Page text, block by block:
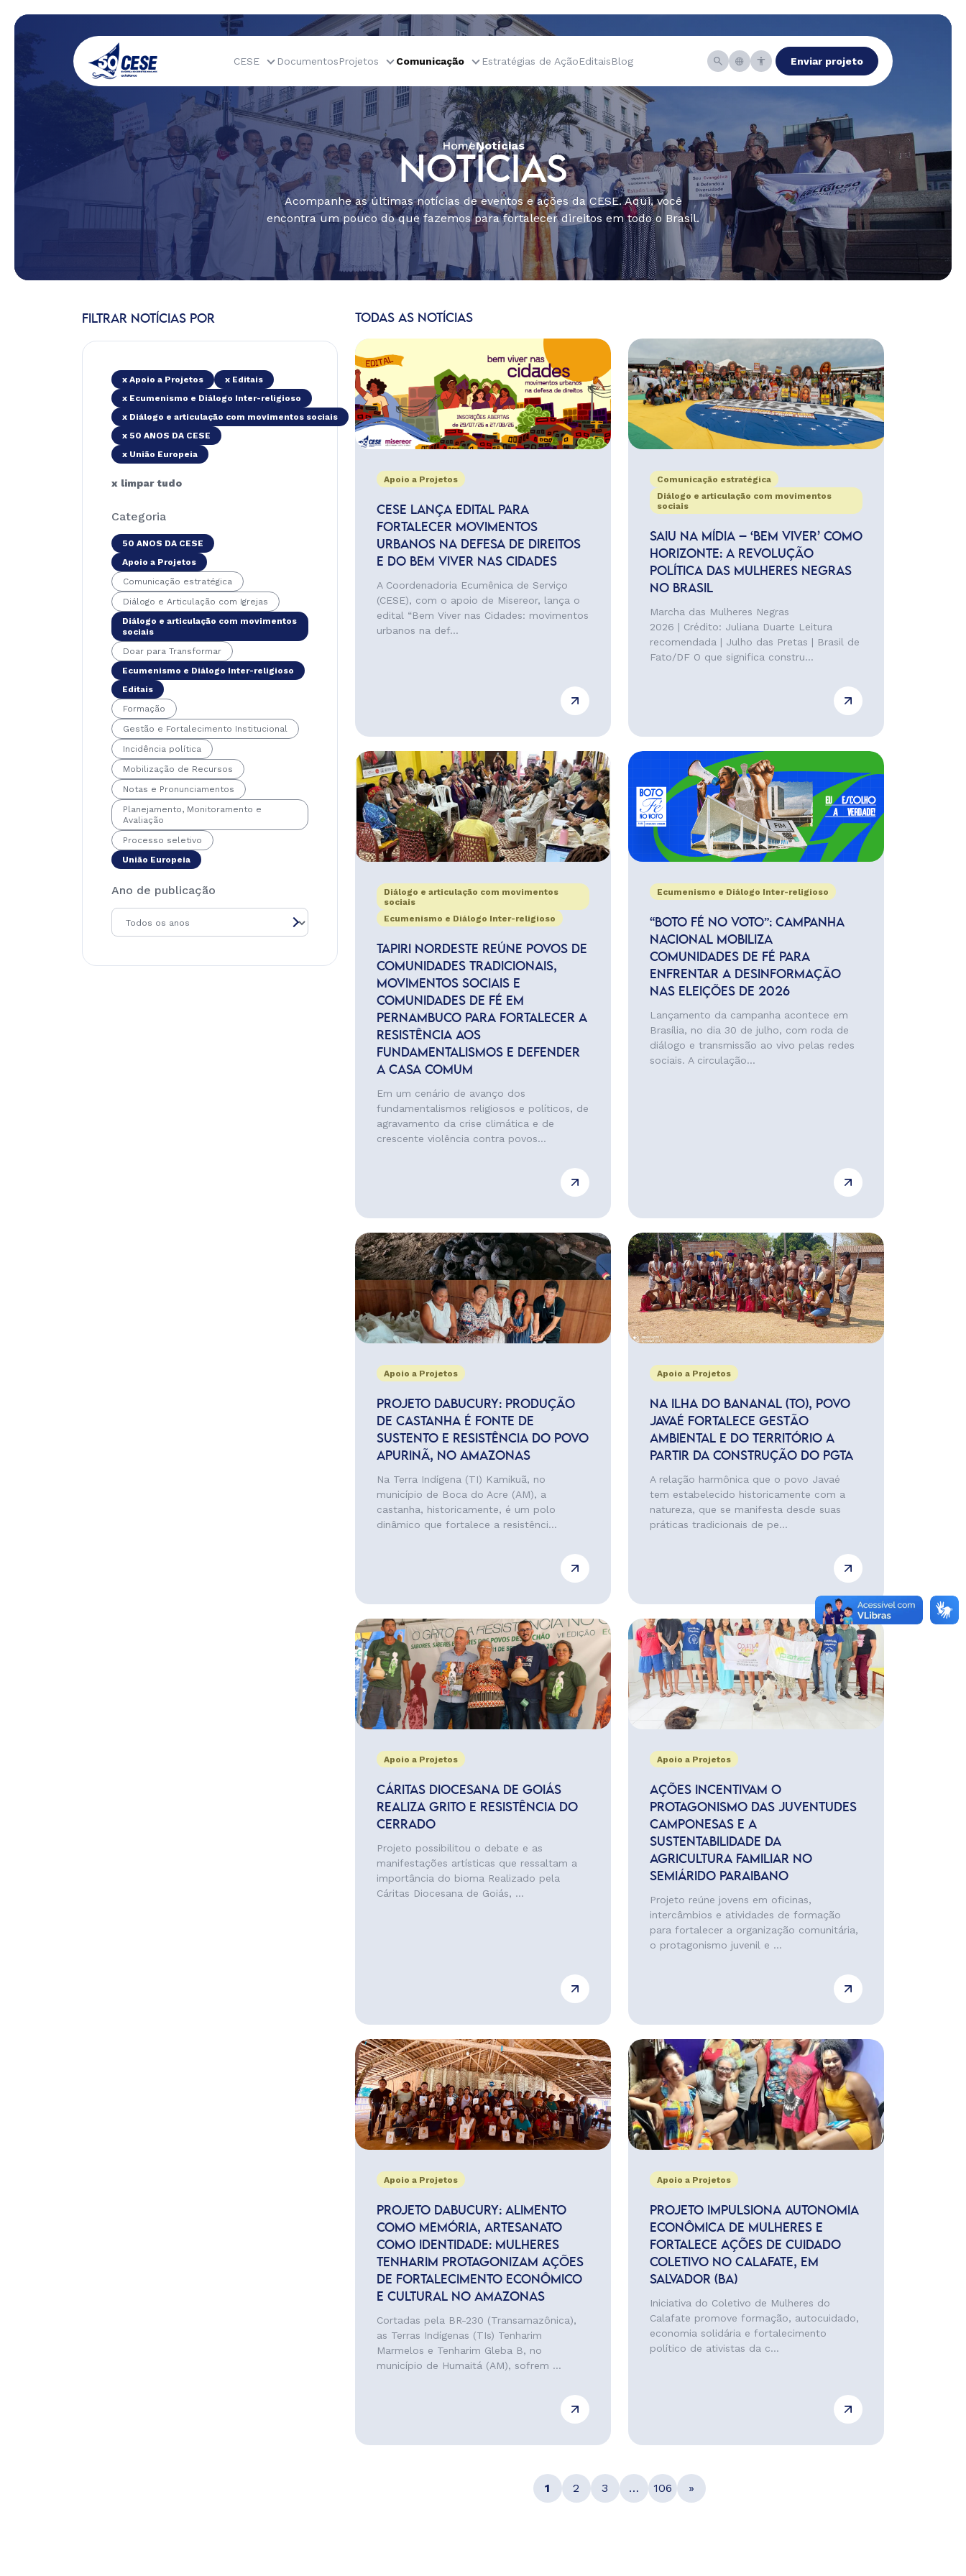
CESE DocumentosProjetos Comunicação Estratégias de AçãoEditaisBlog Enviar projeto
HomeNotícias
NOTÍCIAS
Acompanhe as últimas notícias de eventos e ações da CESE. Aqui, você
encontra um pouco do que fazemos para fortalecer direitos em todo o Brasil.
FILTRAR NOTÍCIAS POR
x Apoio a Projetos
x Editais
x Ecumenismo e Diálogo Inter-religioso
x Diálogo e articulação com movimentos sociais
x 50 ANOS DA CESE
x União Europeia
x limpar tudo
Categoria
50 ANOS DA CESE
Apoio a Projetos
Comunicação estratégica
Diálogo e Articulação com Igrejas
Diálogo e articulação com movimentos
sociais
Doar para Transformar
Ecumenismo e Diálogo Inter-religioso
Editais
Formação
Gestão e Fortalecimento Institucional
Incidência política
Mobilização de Recursos
Notas e Pronunciamentos
Planejamento, Monitoramento e
Avaliação
Processo seletivo
União Europeia
Ano de publicação
TODAS AS NOTÍCIAS
Apoio a Projetos
CESE LANÇA EDITAL PARA
FORTALECER MOVIMENTOS
URBANOS NA DEFESA DE DIREITOS
E DO BEM VIVER NAS CIDADES
A Coordenadoria Ecumênica de Serviço
(CESE), com o apoio de Misereor, lança o
edital “Bem Viver nas Cidades: movimentos
urbanos na def...
Comunicação estratégica
Diálogo e articulação com movimentos
sociais
SAIU NA MÍDIA – ‘BEM VIVER’ COMO
HORIZONTE: A REVOLUÇÃO
POLÍTICA DAS MULHERES NEGRAS
NO BRASIL
Marcha das Mulheres Negras
2026 | Crédito: Juliana Duarte Leitura
recomendada | Julho das Pretas | Brasil de
Fato/DF O que significa constru...
Diálogo e articulação com movimentos
sociais
Ecumenismo e Diálogo Inter-religioso
TAPIRI NORDESTE REÚNE POVOS DE
COMUNIDADES TRADICIONAIS,
MOVIMENTOS SOCIAIS E
COMUNIDADES DE FÉ EM
PERNAMBUCO PARA FORTALECER A
RESISTÊNCIA AOS
FUNDAMENTALISMOS E DEFENDER
A CASA COMUM
Em um cenário de avanço dos
fundamentalismos religiosos e políticos, de
agravamento da crise climática e de
crescente violência contra povos...
Ecumenismo e Diálogo Inter-religioso
“BOTO FÉ NO VOTO”: CAMPANHA
NACIONAL MOBILIZA
COMUNIDADES DE FÉ PARA
ENFRENTAR A DESINFORMAÇÃO
NAS ELEIÇÕES DE 2026
Lançamento da campanha acontece em
Brasília, no dia 30 de julho, com roda de
diálogo e transmissão ao vivo pelas redes
sociais. A circulação...
Apoio a Projetos
PROJETO DABUCURY: PRODUÇÃO
DE CASTANHA É FONTE DE
SUSTENTO E RESISTÊNCIA DO POVO
APURINÃ, NO AMAZONAS
Na Terra Indígena (TI) Kamikuã, no
município de Boca do Acre (AM), a
castanha, historicamente, é um polo
dinâmico que fortalece a resistênci...
Apoio a Projetos
NA ILHA DO BANANAL (TO), POVO
JAVAÉ FORTALECE GESTÃO
AMBIENTAL E DO TERRITÓRIO A
PARTIR DA CONSTRUÇÃO DO PGTA
A relação harmônica que o povo Javaé
tem estabelecido historicamente com a
natureza, que se manifesta desde suas
práticas tradicionais de pe...
Apoio a Projetos
CÁRITAS DIOCESANA DE GOIÁS
REALIZA GRITO E RESISTÊNCIA DO
CERRADO
Projeto possibilitou o debate e as
manifestações artísticas que ressaltam a
importância do bioma Realizado pela
Cáritas Diocesana de Goiás, ...
Apoio a Projetos
AÇÕES INCENTIVAM O
PROTAGONISMO DAS JUVENTUDES
CAMPONESAS E A
SUSTENTABILIDADE DA
AGRICULTURA FAMILIAR NO
SEMIÁRIDO PARAIBANO
Projeto reúne jovens em oficinas,
intercâmbios e atividades de formação
para fortalecer a organização comunitária,
o protagonismo juvenil e ...
Apoio a Projetos
PROJETO DABUCURY: ALIMENTO
COMO MEMÓRIA, ARTESANATO
COMO IDENTIDADE: MULHERES
TENHARIM PROTAGONIZAM AÇÕES
DE FORTALECIMENTO ECONÔMICO
E CULTURAL NO AMAZONAS
Cortadas pela BR-230 (Transamazônica),
as Terras Indígenas (TIs) Tenharim
Marmelos e Tenharim Gleba B, no
município de Humaitá (AM), sofrem ...
Apoio a Projetos
PROJETO IMPULSIONA AUTONOMIA
ECONÔMICA DE MULHERES E
FORTALECE AÇÕES DE CUIDADO
COLETIVO NO CALAFATE, EM
SALVADOR (BA)
Iniciativa do Coletivo de Mulheres do
Calafate promove formação, autocuidado,
economia solidária e fortalecimento
político de ativistas da c...
1 2 3 … 106 »